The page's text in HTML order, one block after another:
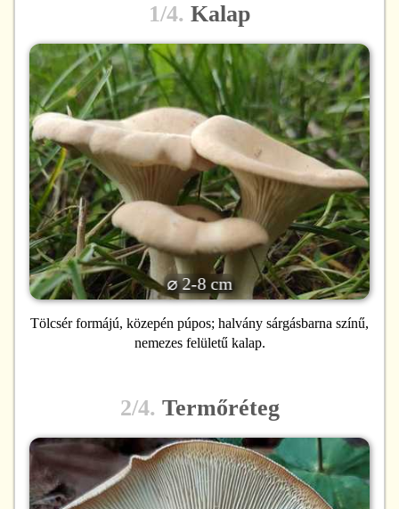
1/4. Kalap
Tölcsér formájú, közepén púpos; halvány sárgásbarna színű,
nemezes felületű kalap.
⌀ 2-8 cm
2/4. Termőréteg